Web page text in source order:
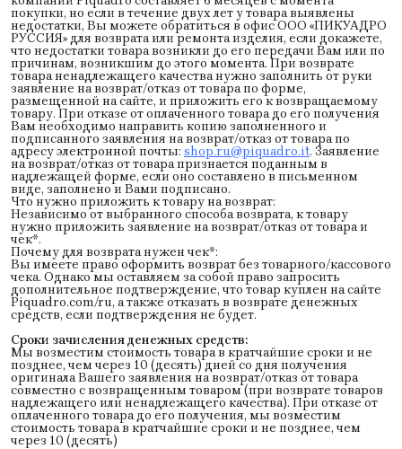
покупки, но если в течение двух лет у товара выявлены
недостатки, Вы можете обратиться в офис ООО «ПИКУАДРО
РУССИЯ» для возврата или ремонта изделия, если докажете,
что недостатки товара возникли до его передачи Вам или по
причинам, возникшим до этого момента. При возврате
товара ненадлежащего качества нужно заполнить от руки
заявление на возврат/отказ от товара по форме,
размещенной на сайте, и приложить его к возвращаемому
товару. При отказе от оплаченного товара до его получения
Вам необходимо направить копию заполненного и
подписанного заявления на возврат/отказ от товара по
адресу электронной почты: shop.ru@piquadro.it. Заявление
на возврат/отказ от товара признается поданным в
надлежащей форме, если оно составлено в письменном
виде, заполнено и Вами подписано.
Что нужно приложить к товару на возврат:
Независимо от выбранного способа возврата, к товару
нужно приложить заявление на возврат/отказ от товара и
чек*.
Почему для возврата нужен чек*:
Вы имеете право оформить возврат без товарного/кассового
чека. Однако мы оставляем за собой право запросить
дополнительное подтверждение, что товар куплен на сайте
Piquadro.com/ru, а также отказать в возврате денежных
средств, если подтверждения не будет.
Сроки зачисления денежных средств:
Мы возместим стоимость товара в кратчайшие сроки и не
позднее, чем через 10 (десять) дней со дня получения
оригинала Вашего заявления на возврат/отказ от товара
совместно с возвращенным товаром (при возврате товаров
надлежащего или ненадлежащего качества). При отказе от
оплаченного товара до его получения, мы возместим
стоимость товара в кратчайшие сроки и не позднее, чем
через 10 (десять)